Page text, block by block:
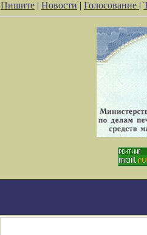
Пишите | Новости | Голосование |